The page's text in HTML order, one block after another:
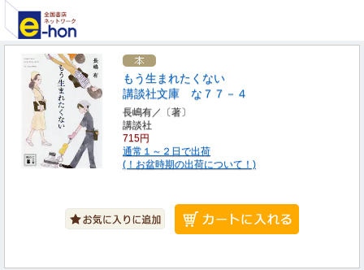
もう生まれたくない
講談社文庫 な７７－４
長嶋有／〔著〕
講談社
715円
通常１～２日で出荷
(！お盆時期の出荷について！)